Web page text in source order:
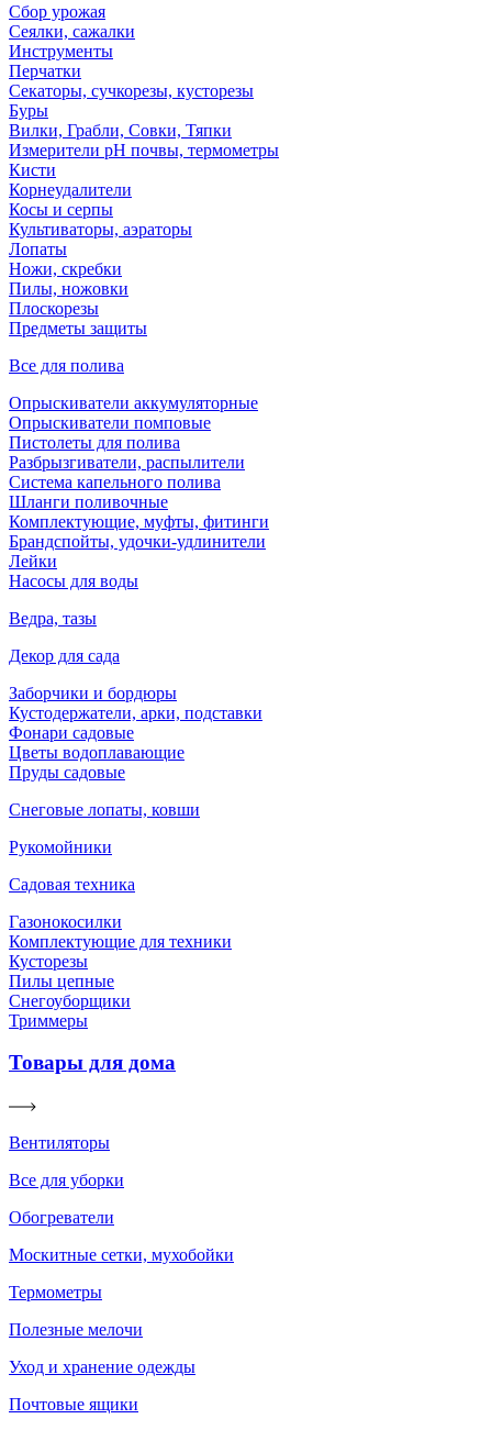
Сбор урожая
Сеялки, сажалки
Инструменты
Перчатки
Секаторы, сучкорезы, кусторезы
Буры
Вилки, Грабли, Совки, Тяпки
Измерители pH почвы, термометры
Кисти
Корнеудалители
Косы и серпы
Культиваторы, аэраторы
Лопаты
Ножи, скребки
Пилы, ножовки
Плоскорезы
Предметы защиты
Все для полива
Опрыскиватели аккумуляторные
Опрыскиватели помповые
Пистолеты для полива
Разбрызгиватели, распылители
Система капельного полива
Шланги поливочные
Комплектующие, муфты, фитинги
Брандспойты, удочки-удлинители
Лейки
Насосы для воды
Ведра, тазы
Декор для сада
Заборчики и бордюры
Кустодержатели, арки, подставки
Фонари садовые
Цветы водоплавающие
Пруды садовые
Снеговые лопаты, ковши
Рукомойники
Садовая техника
Газонокосилки
Комплектующие для техники
Кусторезы
Пилы цепные
Снегоуборщики
Триммеры
Товары для дома
Вентиляторы
Все для уборки
Обогреватели
Москитные сетки, мухобойки
Термометры
Полезные мелочи
Уход и хранение одежды
Почтовые ящики